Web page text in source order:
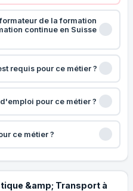
de la formation
continue en Suisse
requis pour ce métier ?
pour ce métier ?
ce métier ?
&amp; Transport à